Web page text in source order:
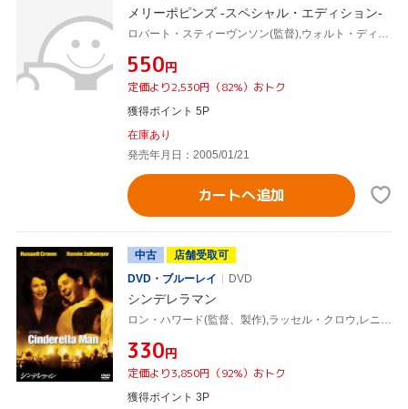
メリーポピンズ -スペシャル・エディション-
¥550円
定価より2,530円（82%）おトク
獲得ポイント 5P
在庫あり
発売年月日：2005/01/21
カートへ追加
中古
店舗受取可
DVD・ブルーレイ
DVD
シンデレラマン
¥330円
定価より3,850円（92%）おトク
獲得ポイント 3P